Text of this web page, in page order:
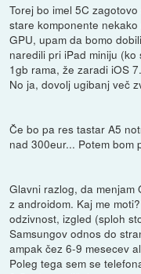
Torej bo imel 5C
stare komponente
GPU, upam da bomo
naredili pri iPad miniju
1gb rama, že zaradi iOS
No ja, dovolj ugibanj več
Če bo pa res tastar A5
nad 300eur... Potem bom
Glavni razlog, da menjam
z androidom. Kaj me
odzivnost, izgled (sploh
Samsungov odnos do
ampak čez 6-9 mesecev
Poleg tega sem se